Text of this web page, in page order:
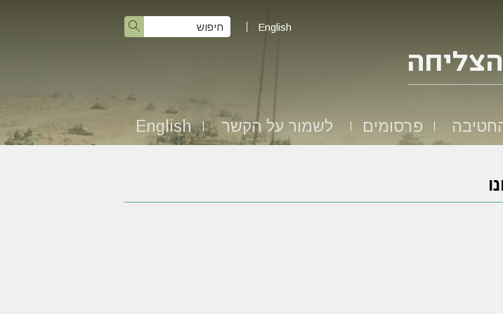
English
פרסומים לשמור על הקשר English